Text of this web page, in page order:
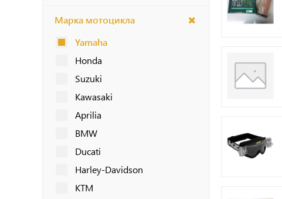
Марка мотоцикла
Yamaha
Honda
Suzuki
Kawasaki
Aprilia
BMW
Ducati
Harley-Davidson
KTM